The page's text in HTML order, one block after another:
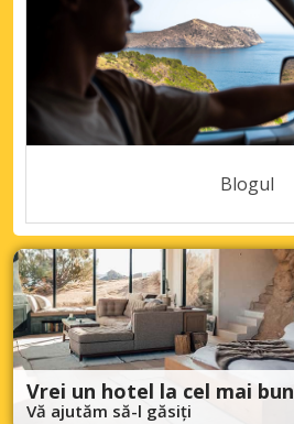
Blogul
Vrei un hotel la cel mai
Vă ajutăm să-l găsiți